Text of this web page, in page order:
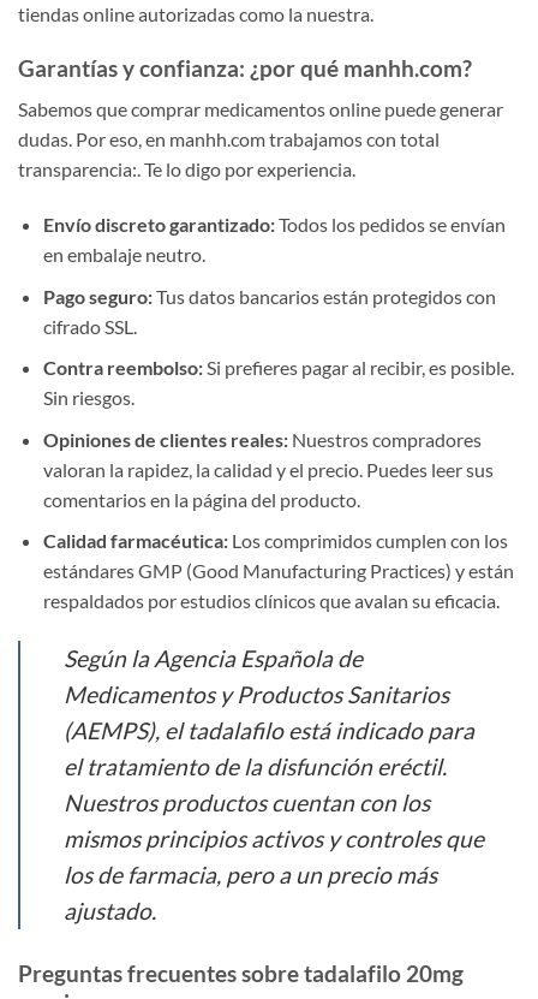
tiendas online autorizadas como la nuestra.
Garantías y confianza: ¿por qué manhh.com?
Sabemos que comprar medicamentos online puede generar
dudas. Por eso, en manhh.com trabajamos con total
transparencia:. Te lo digo por experiencia.
Envío discreto garantizado:Todos los pedidos se envían
en embalaje neutro.
Pago seguro:Tus datos bancarios están protegidos con
cifrado SSL.
Contra reembolso:Si prefieres pagar al recibir, es posible.
Sin riesgos.
Opiniones de clientes reales:Nuestros compradores
valoran la rapidez, la calidad y el precio. Puedes leer sus
comentarios en la página del producto.
Calidad farmacéutica:Los comprimidos cumplen con los
estándares GMP (Good Manufacturing Practices) y están
respaldados por estudios clínicos que avalan su eficacia.
Según la Agencia Española de
Medicamentos y Productos Sanitarios
(AEMPS), el tadalafilo está indicado para
el tratamiento de la disfunción eréctil.
Nuestros productos cuentan con los
mismos principios activos y controles que
los de farmacia, pero a un precio más
ajustado.
Preguntas frecuentes sobre tadalafilo 20mg